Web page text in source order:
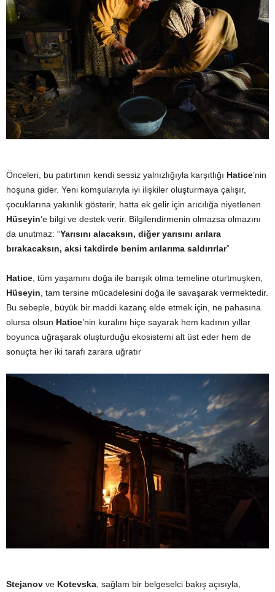
Önceleri, bu patırtının kendi sessiz yalnızlığıyla karşıtlığı Hatice’nin
hoşuna gider. Yeni komşularıyla iyi ilişkiler oluşturmaya çalışır,
çocuklarına yakınlık gösterir, hatta ek gelir için arıcılığa niyetlenen
Hüseyin’e bilgi ve destek verir. Bilgilendirmenin olmazsa olmazını
da unutmaz: “Yarısını alacaksın, diğer yarısını arılara
bırakacaksın, aksi takdirde benim arılarıma saldırırlar”
Hatice , tüm yaşamını doğa ile barışık olma temeline oturtmuşken,
Hüseyin , tam tersine mücadelesini doğa ile savaşarak vermektedir.
Bu sebeple, büyük bir maddi kazanç elde etmek için, ne pahasına
olursa olsun Hatice’nin kuralını hiçe sayarak hem kadının yıllar
boyunca uğraşarak oluşturduğu ekosistemi alt üst eder hem de
sonuçta her iki tarafı zarara uğratır
Stejanov ve Kotevska, sağlam bir belgeselci bakış açısıyla,